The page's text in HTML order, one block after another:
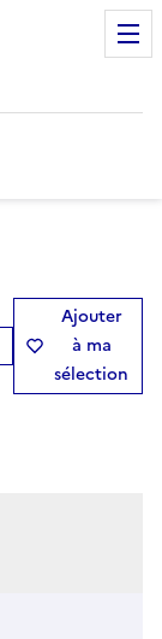
Ajouter
à ma
sélection